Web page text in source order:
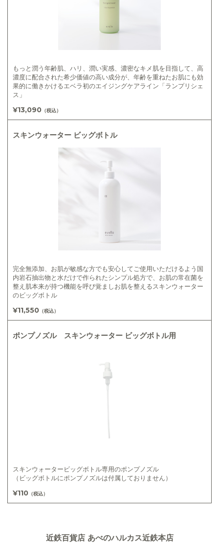
もっと潤う年齢肌、ハリ、潤い実感、濃密なキメ肌を目指して、高
濃度に配合された希少価値の高い成分が、年齢を重ねたお肌にも効
果的に働きかけるエベラ初のエイジングケアライン「ランプリシェ
ス」
¥13,090 （税込）
スキンウォーター ビッグボトル
完全無添加、お肌が敏感な方でも安心してご使用いただけるよう国
内岩石抽出物と水だけで作られたシンプル処方で、お肌の常在菌を
整え肌本来が持つ機能を呼び覚ましお肌を整えるスキンウォーター
のビッグボトル
¥11,550 （税込）
ポンプノズル スキンウォーター ビッグボトル用
スキンウォータービッグボトル専用のポンプノズル
（ビッグボトルにポンプノズルは付属しておりません）
¥110 （税込）
近鉄百貨店 あべのハルカス近鉄本店